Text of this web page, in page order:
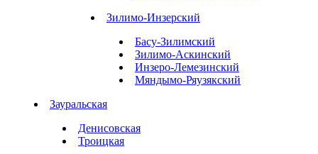
Зилимо-Инзерский
Басу-Зилимский
Зилимо-Аскинский
Инзеро-Лемезинский
Мяндымо-Ряузякский
Зауральская
Денисовская
Троицкая